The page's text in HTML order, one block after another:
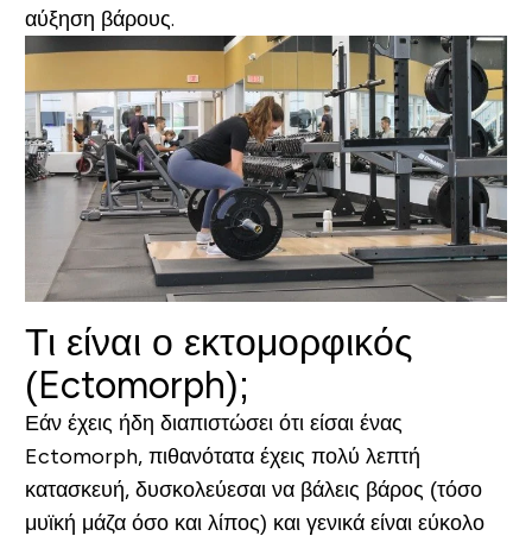
αύξηση βάρους.
Τι είναι ο εκτομορφικός
(Ectomorph);
Εάν έχεις ήδη διαπιστώσει ότι είσαι ένας
Ectomorph, πιθανότατα έχεις πολύ λεπτή
κατασκευή, δυσκολεύεσαι να βάλεις βάρος (τόσο
μυϊκή μάζα όσο και λίπος) και γενικά είναι εύκολο